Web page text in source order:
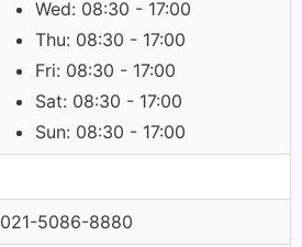
Wed: 08:30 - 17:00
Thu: 08:30 - 17:00
Fri: 08:30 - 17:00
Sat: 08:30 - 17:00
Sun: 08:30 - 17:00
021-5086-8880